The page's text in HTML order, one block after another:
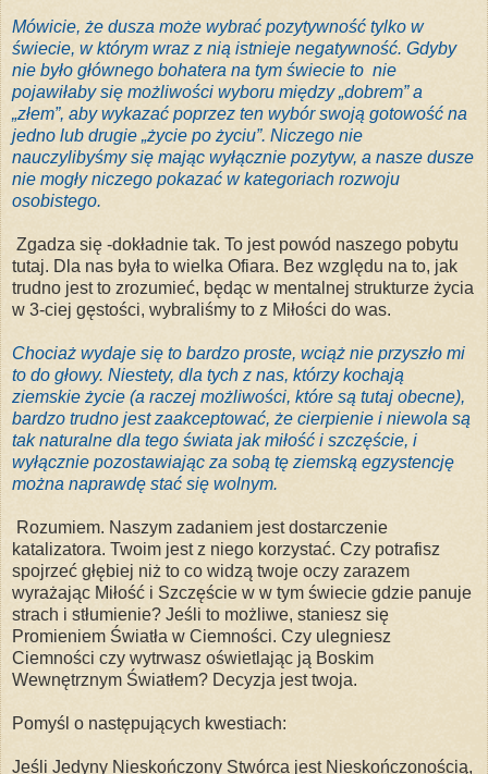
Mówicie, że dusza może wybrać pozytywność tylko w
świecie, w którym wraz z nią istnieje negatywność. Gdyby
nie było głównego bohatera na tym świecie to nie
pojawiłaby się możliwości wyboru między „dobrem” a
„złem”, aby wykazać poprzez ten wybór swoją gotowość na
jedno lub drugie „życie po życiu”. Niczego nie
nauczylibyśmy się mając wyłącznie pozytyw, a nasze dusze
nie mogły niczego pokazać w kategoriach rozwoju
osobistego.
Zgadza się -dokładnie tak. To jest powód naszego pobytu
tutaj. Dla nas była to wielka Ofiara. Bez względu na to, jak
trudno jest to zrozumieć, będąc w mentalnej strukturze życia
w 3-ciej gęstości, wybraliśmy to z Miłości do was.
Chociaż wydaje się to bardzo proste, wciąż nie przyszło mi
to do głowy. Niestety, dla tych z nas, którzy kochają
ziemskie życie (a raczej możliwości, które są tutaj obecne),
bardzo trudno jest zaakceptować, że cierpienie i niewola są
tak naturalne dla tego świata jak miłość i szczęście, i
wyłącznie pozostawiając za sobą tę ziemską egzystencję
można naprawdę stać się wolnym.
Rozumiem. Naszym zadaniem jest dostarczenie
katalizatora. Twoim jest z niego korzystać. Czy potrafisz
spojrzeć głębiej niż to co widzą twoje oczy zarazem
wyrażając Miłość i Szczęście w w tym świecie gdzie panuje
strach i stłumienie? Jeśli to możliwe, staniesz się
Promieniem Światła w Ciemności. Czy ulegniesz
Ciemności czy wytrwasz oświetlając ją Boskim
Wewnętrznym Światłem? Decyzja jest twoja.
Pomyśl o następujących kwestiach:
Jeśli Jedyny Nieskończony Stwórca jest Nieskończonością,